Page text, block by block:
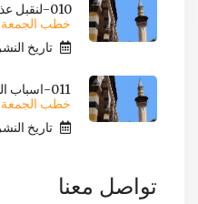
010-لنقبل عذر المعتذر
خطب الجمعة
تاريخ النشر : 2015-
011-اسباب الهدايه
خطب الجمعة
تاريخ النشر : 2015-
تواصل معنا